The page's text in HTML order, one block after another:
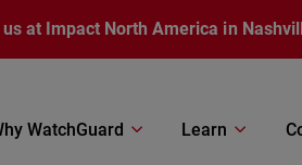
at Impact North America in
WatchGuard Learn